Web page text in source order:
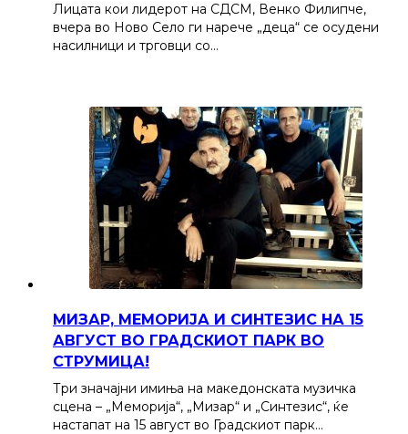
Лицата кои лидерот на СДСМ, Венко Филипче,
вчера во Ново Село ги нарече „деца“ се осудени
насилници и трговци со…
МИЗАР, МЕМОРИЈА И СИНТЕЗИС НА 15
АВГУСТ ВО ГРАДСКИОТ ПАРК ВО
СТРУМИЦА!
Три значајни имиња на македонската музичка
сцена – „Меморија“, „Мизар“ и „Синтезис“, ќе
настапат на 15 август во Градскиот парк…